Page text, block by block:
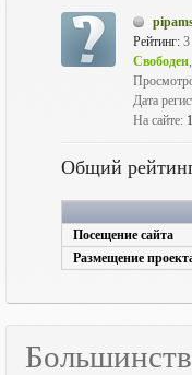
Рейтинг: 3
Свободен
Дата
На сайте:
Общий
Посещение сайта
Размещение